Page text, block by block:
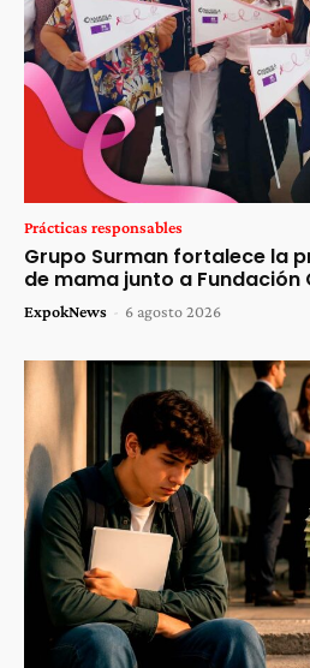
Prácticas responsables
Grupo Surman fortalece la
de mama junto a Fundación
ExpokNews - 6 agosto 2026